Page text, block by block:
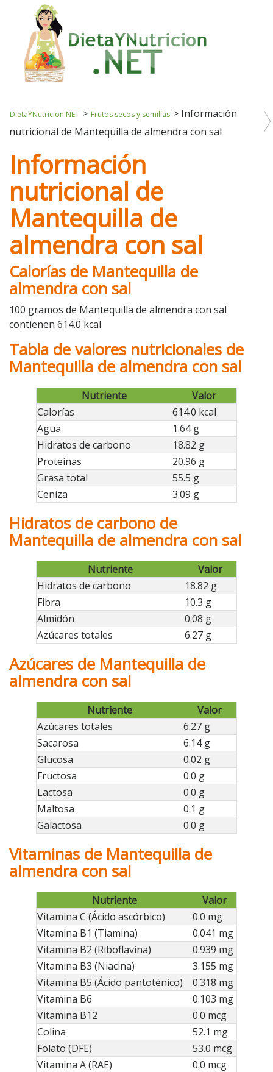
DietaYNutricion.NET > Frutos secos y semillas > Información
nutricional de Mantequilla de almendra con sal
Información
nutricional de
Mantequilla de
almendra con sal
Calorías de Mantequilla de
almendra con sal
100 gramos de Mantequilla de almendra con sal
contienen 614.0 kcal
Tabla de valores nutricionales de
Mantequilla de almendra con sal
Nutriente
Valor
Calorías
614.0 kcal
Agua
1.64 g
Hidratos de carbono
18.82 g
Proteínas
20.96 g
Grasa total
55.5 g
Ceniza
3.09 g
Hidratos de carbono de
Mantequilla de almendra con sal
Nutriente
Valor
Hidratos de carbono
18.82 g
Fibra
10.3 g
Almidón
0.08 g
Azúcares totales
6.27 g
Azúcares de Mantequilla de
almendra con sal
Nutriente
Valor
Azúcares totales
6.27 g
Sacarosa
6.14 g
Glucosa
0.02 g
Fructosa
0.0 g
Lactosa
0.0 g
Maltosa
0.1 g
Galactosa
0.0 g
Vitaminas de Mantequilla de
almendra con sal
Nutriente
Valor
Vitamina C (Ácido ascórbico)
0.0 mg
Vitamina B1 (Tiamina)
0.041 mg
Vitamina B2 (Riboflavina)
0.939 mg
Vitamina B3 (Niacina)
3.155 mg
Vitamina B5 (Ácido pantoténico)
0.318 mg
Vitamina B6
0.103 mg
Vitamina B12
0.0 mcg
Colina
52.1 mg
Folato (DFE)
53.0 mcg
Vitamina A (RAE)
0.0 mcg